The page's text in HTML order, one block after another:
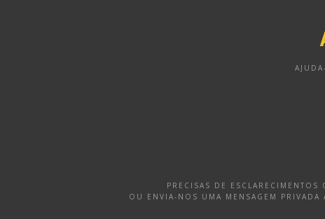
PRECISAS DE
OU ENVIA-NOS UMA MENSAGEM PRIVADA